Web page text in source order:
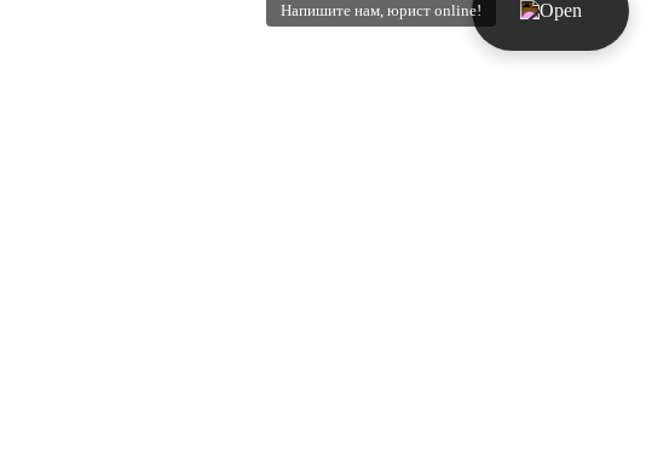
Напишите нам, юрист online!